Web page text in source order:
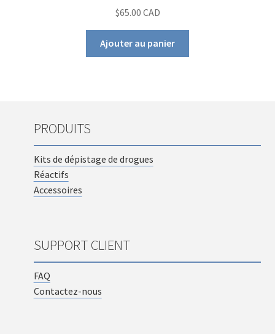
$65.00 CAD
Ajouter au panier
PRODUITS
Kits de dépistage de drogues
Réactifs
Accessoires
SUPPORT CLIENT
FAQ
Contactez-nous